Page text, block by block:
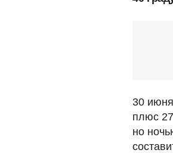
30
плюс
но